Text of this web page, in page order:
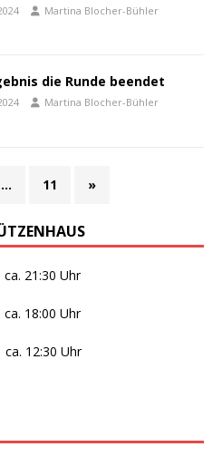
Martina Blocher-Bühler
die Runde beendet
Martina Blocher-Bühler
… 11 »
Uhr
Uhr
Uhr